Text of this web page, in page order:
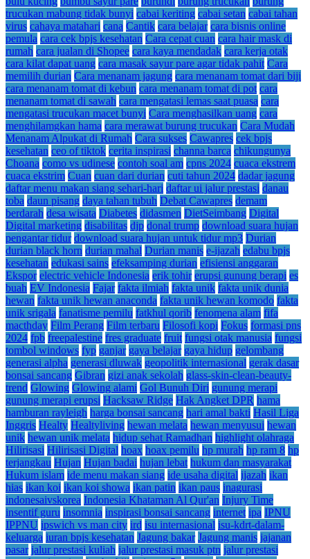
trucukan mabung tidak bunyi cabai keriting cabai setan cabai tahan
virus cahaya matahari cana Cantik cara belajar cara bisnis online
pemula cara cek bpjs kesehatan Cara cepat cuan cara hair mask di
rumah cara jualan di Shopee cara kaya mendadak cara kerja otak
cara kilat dapat uang cara masak sayur pare agar tidak pahit Cara
memilih durian Cara menanam jagung cara menanam tomat dari biji
cara menanam tomat di kebun cara menanam tomat di pot cara
menanam tomat di sawah cara mengatasi lemas saat puasa cara
mengatasi trucukan macet bunyi Cara menghasilkan uang cara
menghilamgkan hama cara merawat burung trucukan Cara Mudah
Menanam Alpukat di Rumah Cara sukses Cawapres cek bpjs
kesehatan ceo of tiktok cerita inspirasi channa barca chikungunya
Choana como vs udinese contoh soal am cpns 2024 cuaca ekstrem
cuaca ekstrim Cuan cuan dari durian cuti tahun 2024 dadar jagung
daftar menu makan siang sehari-hari daftar ui jalur prestasi danau
toba daun pisang daya tahan tubuh Debat Cawapres demam
berdarah desa wisata Diabetes didasmen DietSeimbang Digital
Digital marketing disabilitas djp donal trump download suara hujan
pengantar tidur download suara hujan untuk tidur mp3 Durian
durian black horn durian mahal Durian manis e-ijazah edabu bpjs
kesehatan edukasi sains efeksamping durian efisiensi anggaran
Ekspor electric vehicle Indonesia erik tohir erupsi gunung berapi es
buah EV Indonesia Fajar fakta ilmiah fakta unik fakta unik dunia
hewan fakta unik hewan anaconda fakta unik hewan komodo fakta
unik srigala fanatisme pemilu fatkhul qorib fenomena alam fifa
macthday Film Perang Film terbaru Filosofi kopi Fokus formasi pns
2024 fpb freepalestine fres graduate fruit fungsi otak manusia fungsi
tombol windows fyp ganjar gaya belajar gaya hidup gelombang
generasi alpha generasi dluwak geopolitik internasional gerak dasar
bonsai sancang Gibran gizi anak sekolah glass-skin-clean-beauty-
trend Glowing Glowing alami Gol Bunuh Diri gunung merapi
gunung merapi erupsi Hacksaw Ridge Hak Angket DPR hama
hamburan rayleigh harga bonsai sancang hari amal bakti Hasil Liga
Inggris Healty Healtyliving hewan melata hewan menyusui hewan
unik hewan unik melata hidup sehat Ramadhan highlight olahraga
Hilirisasi Hilirisasi Digital hoax hoax pemilu hp murah hp ram 8 hp
terjangkau Hujan Hujan badai hujan lebat hukum dan masyarakat
Hukum islam ide menu makan siang ide usaha digital ijazah ikan
hias ikan koi ikan koi showa ikan patin ikan paus inagurasi
indonesaivskorea Indonesia Khataman Al Qur'an Injury Time
insentif guru insomnia inspirasi bonsai sancang internet ipa IPNU
IPPNU ipswich vs man city ird isu internasional isu-kdrt-dalam-
keluarga iuran bpjs kesehatan Jagung bakar Jagung manis jajanan
pasar jalur prestasi kuliah jalur prestasi masuk ptn jalur prestasi